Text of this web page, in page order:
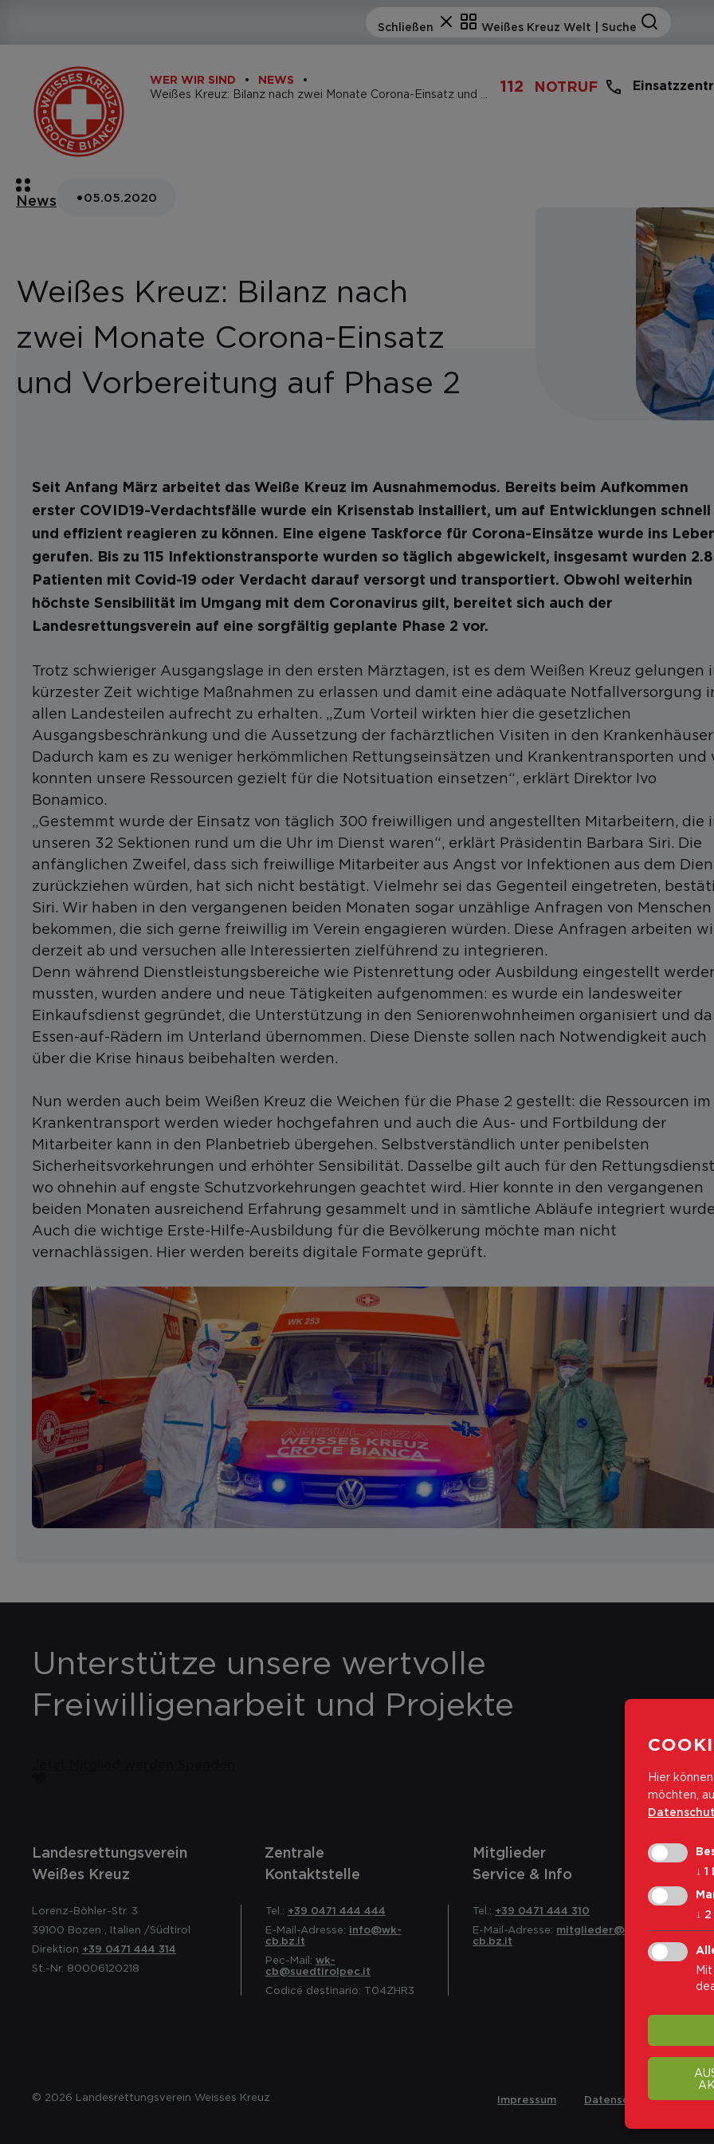
WER WIR SIND NEWS 112 NOTRUF
News •05.05.2020
Weißes Kreuz: Bilanz nach
zwei Monate Corona-Einsatz
und Vorbereitung auf Phase 2
Seit Anfang März arbeitet das Weiße Kreuz im Ausnahmemodus. Bereits beim Aufkommen
erster COVID19-Verdachtsfälle wurde ein Krisenstab installiert, um auf Entwicklungen schnell
und effizient reagieren zu können. Eine eigene Taskforce für Corona-Einsätze wurde ins
gerufen. Bis zu 115 Infektionstransporte wurden so täglich abgewickelt, insgesamt wurden
Patienten mit Covid-19 oder Verdacht darauf versorgt und transportiert. Obwohl weiterhin
höchste Sensibilität im Umgang mit dem Coronavirus gilt, bereitet sich auch der
Landesrettungsverein auf eine sorgfältig geplante Phase 2 vor.
Trotz schwieriger Ausgangslage in den ersten Märztagen, ist es dem Weißen Kreuz gelungen
kürzester Zeit wichtige Maßnahmen zu erlassen und damit eine adäquate Notfallversorgung
allen Landesteilen aufrecht zu erhalten. „Zum Vorteil wirkten hier die gesetzlichen
Ausgangsbeschränkung und die Aussetzung der fachärztlichen Visiten in den
Dadurch kam es zu weniger herkömmlichen Rettungseinsätzen und Krankentransporten und
konnten unsere Ressourcen gezielt für die Notsituation einsetzen“, erklärt Direktor Ivo
Bonamico.
„Gestemmt wurde der Einsatz von täglich 300 freiwilligen und angestellten Mitarbeitern, die
unseren 32 Sektionen rund um die Uhr im Dienst waren“, erklärt Präsidentin Barbara Siri. Die
anfänglichen Zweifel, dass sich freiwillige Mitarbeiter aus Angst vor Infektionen aus dem
zurückziehen würden, hat sich nicht bestätigt. Vielmehr sei das Gegenteil eingetreten,
Siri. Wir haben in den vergangenen beiden Monaten sogar unzählige Anfragen von Menschen
bekommen, die sich gerne freiwillig im Verein engagieren würden. Diese Anfragen arbeiten
derzeit ab und versuchen alle Interessierten zielführend zu integrieren.
Denn während Dienstleistungsbereiche wie Pistenrettung oder Ausbildung eingestellt
mussten, wurden andere und neue Tätigkeiten aufgenommen: es wurde ein landesweiter
Einkaufsdienst gegründet, die Unterstützung in den Seniorenwohnheimen organisiert und
Essen-auf-Rädern im Unterland übernommen. Diese Dienste sollen nach Notwendigkeit auch
über die Krise hinaus beibehalten werden.
Nun werden auch beim Weißen Kreuz die Weichen für die Phase 2 gestellt: die Ressourcen im
Krankentransport werden wieder hochgefahren und auch die Aus- und Fortbildung der
Mitarbeiter kann in den Planbetrieb übergehen. Selbstverständlich unter penibelsten
Sicherheitsvorkehrungen und erhöhter Sensibilität. Dasselbe gilt auch für den
wo ohnehin auf engste Schutzvorkehrungen geachtet wird. Hier konnte in den vergangenen
beiden Monaten ausreichend Erfahrung gesammelt und in sämtliche Abläufe integriert
Auch die wichtige Erste-Hilfe-Ausbildung für die Bevölkerung möchte man nicht
vernachlässigen. Hier werden bereits digitale Formate geprüft.
Unterstütze unsere wertvolle
Freiwilligenarbeit und Projekte
Landesrettungsverein
Weißes Kreuz
Lorenz-Böhler-Str. 3
39100 Bozen Italien /Südtirol
Direktion +39 0471 444 314
St.-Nr. 80006120218
Zentrale
Kontaktstelle
Tel.: +39 0471 444 444
E-Mail-Adresse: info@wk-
cb.bz.it
Pec-Mail: wk-
cb@suedtirolpec.it
Codice destinario: T04ZHR3
Mitglieder
Service & Info
Tel.: +39 0471 444 310
E-Mail-Adresse: mitglieder@wk-
cb.bz.it
© 2026 Landesrettungsverein Weisses Kreuz Impressum Datenschutz
Hier
möchten,
↓ 1
↓ 2